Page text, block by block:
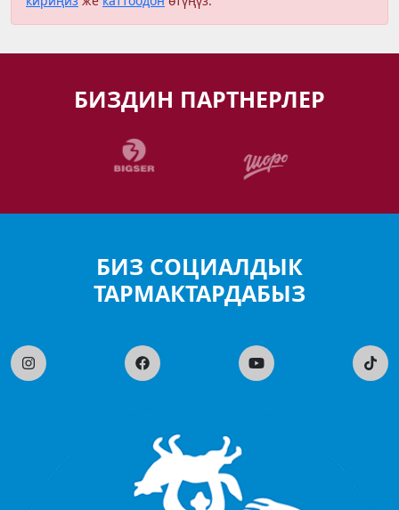
БИЗДИН ПАРТНЕРЛЕР
БИЗ СОЦИАЛДЫК
ТАРМАКТАРДАБЫЗ